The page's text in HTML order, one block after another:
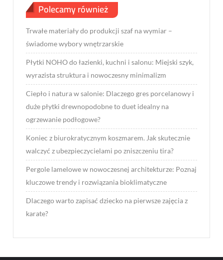
Polecamy również
Trwałe materiały do produkcji szaf na wymiar –
świadome wybory wnętrzarskie
Płytki NOHO do łazienki, kuchni i salonu: Miejski szyk,
wyrazista struktura i nowoczesny minimalizm
Ciepło i natura w salonie: Dlaczego gres porcelanowy i
duże płytki drewnopodobne to duet idealny na
ogrzewanie podłogowe?
Koniec z biurokratycznym koszmarem. Jak skutecznie
walczyć z ubezpieczycielami po zniszczeniu tira?
Pergole lamelowe w nowoczesnej architekturze: Poznaj
kluczowe trendy i rozwiązania bioklimatyczne
Dlaczego warto zapisać dziecko na pierwsze zajęcia z
karate?